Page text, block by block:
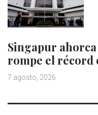
Singapur ahorca
rompe el
7 agosto, 2026